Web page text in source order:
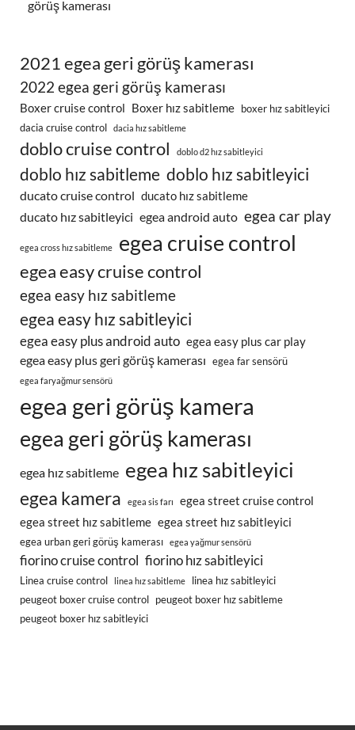
görüş kamerası
2021 egea geri görüş kamerası
2022 egea geri görüş kamerası
Boxer cruise control Boxer hız sabitleme boxer hız sabitleyici
dacia cruise control
dacia hız sabitleme
doblo cruise control doblo d2 hız sabitleyici
doblo hız sabitleme doblo hız sabitleyici
ducato cruise control ducato hız sabitleme
ducato hız sabitleyici egea android auto egea car play
egea cross hız sabitleme egea cruise control
egea easy cruise control
egea easy hız sabitleme
egea easy hız sabitleyici
egea easy plus android auto egea easy plus car play
egea easy plus geri görüş kamerası egea far sensörü
egea faryağmur sensörü
egea geri görüş kamera
egea geri görüş kamerası
egea hız sabitleme egea hız sabitleyici
egea kamera egea sis farı
egea street cruise control
egea street hız sabitleme egea street hız sabitleyici
egea urban geri görüş kamerası egea yağmur sensörü
fiorino cruise control fiorino hız sabitleyici
Linea cruise control linea hız sabitleme
linea hız sabitleyici
peugeot boxer cruise control peugeot boxer hız sabitleme
peugeot boxer hız sabitleyici